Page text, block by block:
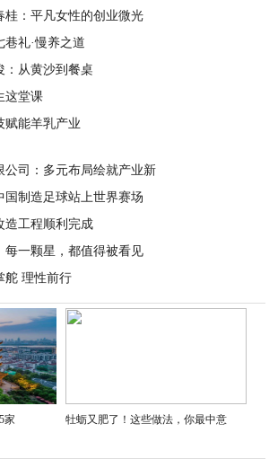
桂：平凡女性的创业微光
礼·慢养之道
：从黄沙到餐桌
这堂课
赋能羊乳产业
公司：多元布局绘就产业新
国制造足球站上世界赛场
造工程顺利完成
每一颗星，都值得被看见
舵 理性前行
2026-07-01
家 牡蛎又肥了！这些做法，你最中意